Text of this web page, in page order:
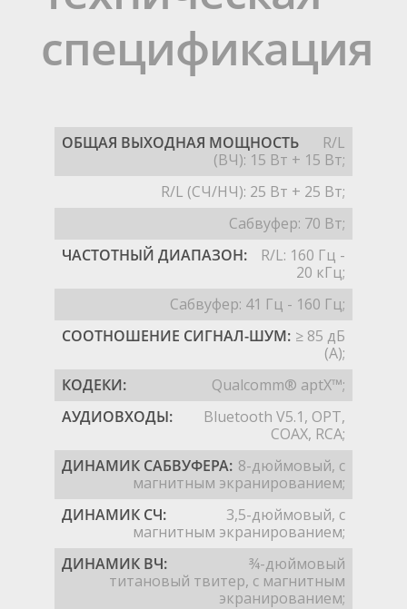
спецификация
ОБЩАЯ ВЫХОДНАЯ МОЩНОСТЬ
R/L
(ВЧ): 15 Вт + 15 Вт;
R/L (СЧ/НЧ): 25 Вт + 25 Вт;
Сабвуфер: 70 Вт;
ЧАСТОТНЫЙ ДИАПАЗОН:
R/L: 160 Гц -
20 кГц;
Сабвуфер: 41 Гц - 160 Гц;
СООТНОШЕНИЕ СИГНАЛ-ШУМ: ≥ 85 дБ
(А);
КОДЕКИ:
Qualcomm® aptX™;
АУДИОВХОДЫ:
Bluetooth V5.1, OPT,
COAX, RCA;
ДИНАМИК САБВУФЕРА: 8-дюймовый, с
магнитным экранированием;
ДИНАМИК СЧ:
3,5-дюймовый, с
магнитным экранированием;
ДИНАМИК ВЧ:
¾-дюймовый
титановый твитер, с магнитным
экранированием;